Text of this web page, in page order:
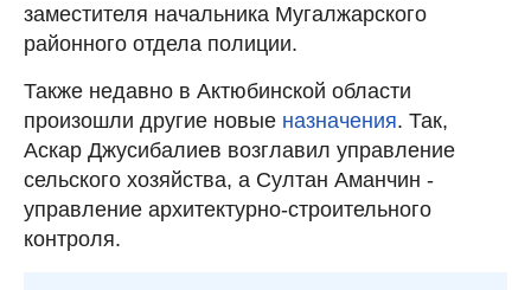
заместителя начальника Мугалжарского
районного отдела полиции.
Также недавно в Актюбинской области
произошли другие новые назначения. Так,
Аскар Джусибалиев возглавил управление
сельского хозяйства, а Султан Аманчин -
управление архитектурно-строительного
контроля.